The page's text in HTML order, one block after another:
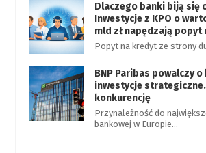
Dlaczego banki biją się
Inwestycje z KPO o
mld zł napędzają popyt
Popyt na kredyt ze strony
BNP Paribas powalczy
inwestycje strategiczne.
konkurencję
Przynależność do
bankowej w Europie…